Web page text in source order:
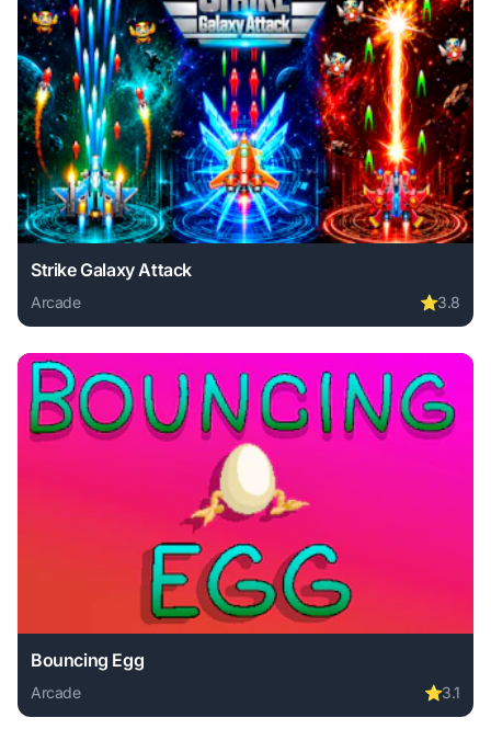
Strike Galaxy Attack
Arcade ⭐3.8
Play Strike Galaxy Attack online free. arcade game, no
Bouncing Egg
Arcade ⭐3.1
Play Bouncing Egg online free. arcade game, no